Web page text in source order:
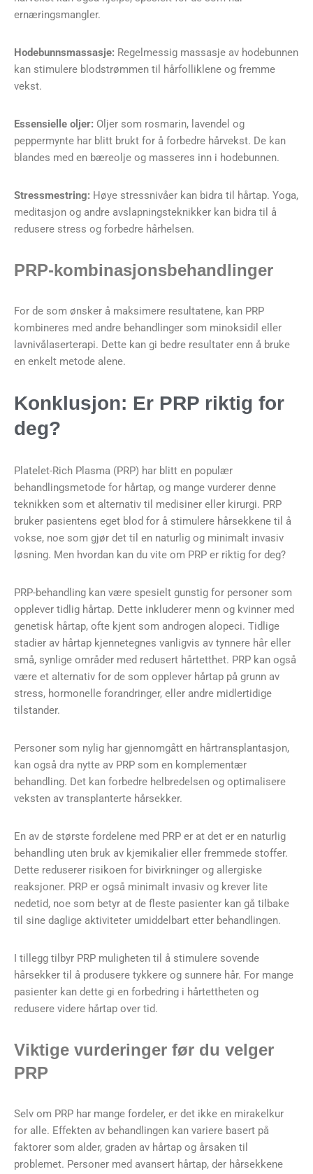
ernæringsmangler.
Hodebunnsmassasje: Regelmessig massasje av hodebunnen
kan stimulere blodstrømmen til hårfolliklene og fremme
vekst.
Essensielle oljer: Oljer som rosmarin, lavendel og
peppermynte har blitt brukt for å forbedre hårvekst. De kan
blandes med en bæreolje og masseres inn i hodebunnen.
Stressmestring: Høye stressnivåer kan bidra til hårtap. Yoga,
meditasjon og andre avslapningsteknikker kan bidra til å
redusere stress og forbedre hårhelsen.
PRP-kombinasjonsbehandlinger
For de som ønsker å maksimere resultatene, kan PRP
kombineres med andre behandlinger som minoksidil eller
lavnivålaserterapi. Dette kan gi bedre resultater enn å bruke
en enkelt metode alene.
Konklusjon: Er PRP riktig for
deg?
Platelet-Rich Plasma (PRP) har blitt en populær
behandlingsmetode for hårtap, og mange vurderer denne
teknikken som et alternativ til medisiner eller kirurgi. PRP
bruker pasientens eget blod for å stimulere hårsekkene til å
vokse, noe som gjør det til en naturlig og minimalt invasiv
løsning. Men hvordan kan du vite om PRP er riktig for deg?
PRP-behandling kan være spesielt gunstig for personer som
opplever tidlig hårtap. Dette inkluderer menn og kvinner med
genetisk hårtap, ofte kjent som androgen alopeci. Tidlige
stadier av hårtap kjennetegnes vanligvis av tynnere hår eller
små, synlige områder med redusert hårtetthet. PRP kan også
være et alternativ for de som opplever hårtap på grunn av
stress, hormonelle forandringer, eller andre midlertidige
tilstander.
Personer som nylig har gjennomgått en hårtransplantasjon,
kan også dra nytte av PRP som en komplementær
behandling. Det kan forbedre helbredelsen og optimalisere
veksten av transplanterte hårsekker.
En av de største fordelene med PRP er at det er en naturlig
behandling uten bruk av kjemikalier eller fremmede stoffer.
Dette reduserer risikoen for bivirkninger og allergiske
reaksjoner. PRP er også minimalt invasiv og krever lite
nedetid, noe som betyr at de fleste pasienter kan gå tilbake
til sine daglige aktiviteter umiddelbart etter behandlingen.
I tillegg tilbyr PRP muligheten til å stimulere sovende
hårsekker til å produsere tykkere og sunnere hår. For mange
pasienter kan dette gi en forbedring i hårtettheten og
redusere videre hårtap over tid.
Viktige vurderinger før du velger
PRP
Selv om PRP har mange fordeler, er det ikke en mirakelkur
for alle. Effekten av behandlingen kan variere basert på
faktorer som alder, graden av hårtap og årsaken til
problemet. Personer med avansert hårtap, der hårsekkene